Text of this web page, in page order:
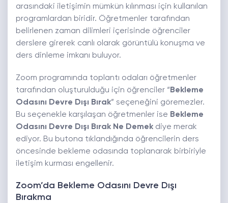
arasındaki iletişimin mümkün kılınması için kullanılan
programlardan biridir. Öğretmenler tarafından
belirlenen zaman dilimleri içerisinde öğrenciler
derslere girerek canlı olarak görüntülü konuşma ve
ders dinleme imkanı buluyor.
Zoom programında toplantı odaları öğretmenler
tarafından oluşturulduğu için öğrenciler “Bekleme
Odasını Devre Dışı Bırak” seçeneğini göremezler.
Bu seçenekle karşılaşan öğretmenler ise Bekleme
Odasını Devre Dışı Bırak Ne Demek diye merak
ediyor. Bu butona tıklandığında öğrencilerin ders
öncesinde bekleme odasında toplanarak birbiriyle
iletişim kurması engellenir.
Zoom’da Bekleme Odasını Devre Dışı
Bırakma